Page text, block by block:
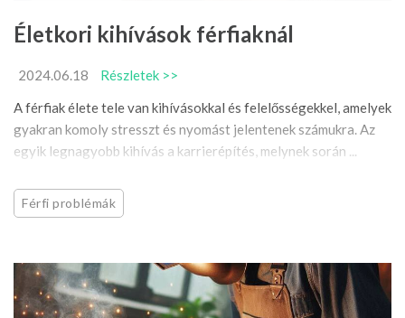
Életkori kihívások férfiaknál
2024.06.18
Részletek >>
A férfiak élete tele van kihívásokkal és felelősségekkel, amelyek
gyakran komoly stresszt és nyomást jelentenek számukra. Az
egyik legnagyobb kihívás a karrierépítés, melynek során ...
Férfi problémák